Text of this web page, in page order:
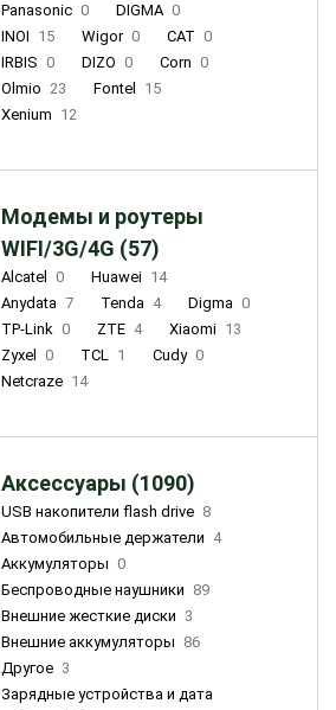
Panasonic 0 DIGMA 0
INOI 15 Wigor 0 CAT 0
IRBIS 0 DIZO 0 Corn 0
Olmio 23 Fontel
15
Xenium 12
Модемы и роутеры
WIFI/3G/4G (57)
Alcatel 0 Huawei 14
Anydata 7 Tenda 4 Digma 0
TP-Link 0 ZTE 4 Xiaomi 13
Zyxel
0 TCL 1 Cudy 0
Netcraze 14
Аксессуары (1090)
USB накопители flash drive 8
Автомобильные держатели 4
Аккумуляторы 0
Беспроводные наушники 89
Внешние жесткие диски 3
Внешние аккумуляторы 86
Другое 3
Зарядные устройства и дата